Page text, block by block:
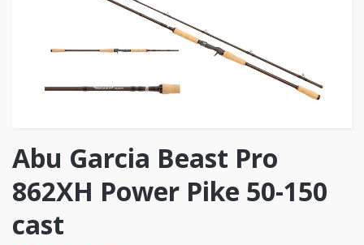
Abu Garcia Beast Pro
862XH Power Pike 50-150
cast